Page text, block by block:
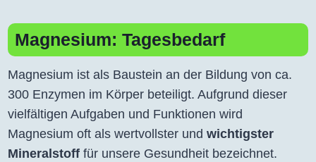
Magnesium: Tagesbedarf
Magnesium ist als Baustein an der Bildung von ca.
300 Enzymen im Körper beteiligt. Aufgrund dieser
vielfältigen Aufgaben und Funktionen wird
Magnesium oft als wertvollster undwichtigster
Mineralstoff für unsere Gesundheit bezeichnet.